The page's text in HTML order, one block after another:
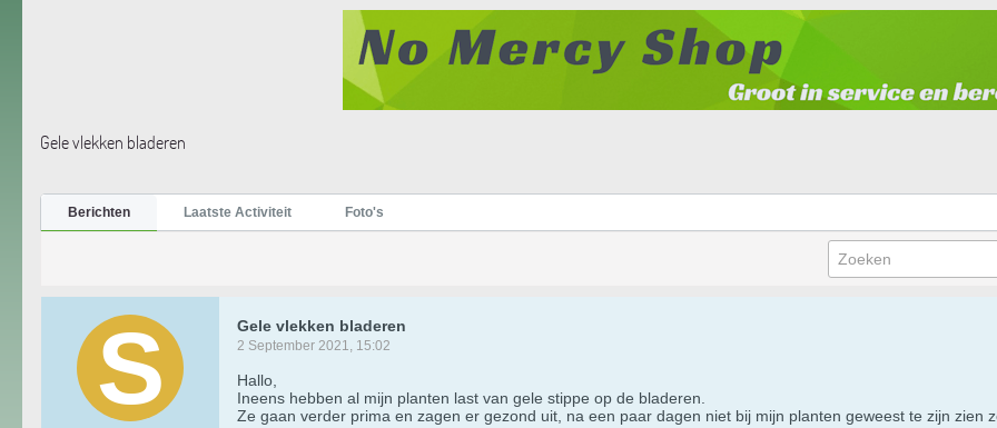
Gele vlekken bladeren
Berichten Laatste Activiteit Foto's
Gele vlekken bladeren
2 September 2021, 15:02
Hallo,
Ineens hebben al mijn planten last van gele stippe op de bladeren.
Ze gaan verder prima en zagen er gezond uit, na een paar dagen niet bij mijn planten geweest te zijn zien